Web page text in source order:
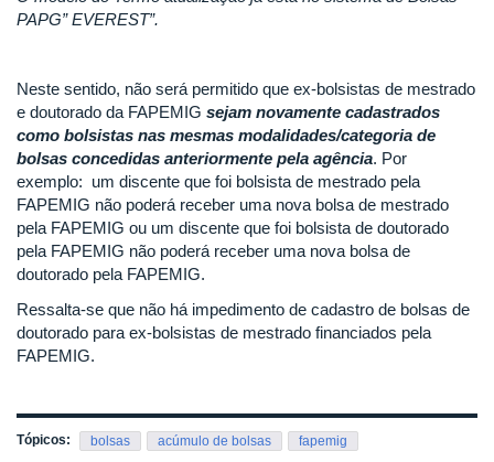
PAPG” EVEREST”.
Neste sentido, não será permitido que ex-bolsistas de mestrado
e doutorado da FAPEMIG sejam novamente cadastrados
como bolsistas nas mesmas modalidades/categoria de
bolsas concedidas anteriormente pela agência. Por
exemplo: um discente que foi bolsista de mestrado pela
FAPEMIG não poderá receber uma nova bolsa de mestrado
pela FAPEMIG ou um discente que foi bolsista de doutorado
pela FAPEMIG não poderá receber uma nova bolsa de
doutorado pela FAPEMIG.
Ressalta-se que não há impedimento de cadastro de bolsas de
doutorado para ex-bolsistas de mestrado financiados pela
FAPEMIG.
Tópicos: bolsas acúmulo de bolsas fapemig